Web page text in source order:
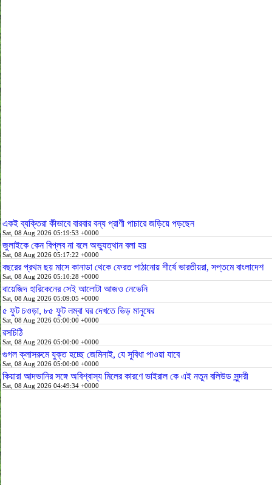
একই ব্যক্তিরা কীভাবে বারবার বন্য প্রাণী পাচারে জড়িয়ে পড়ছেন
Sat, 08 Aug 2026 05:19:53 +0000
জুলাইকে কেন বিপ্লব না বলে অভ্যুত্থান বলা হয়
Sat, 08 Aug 2026 05:17:22 +0000
বছরের প্রথম ছয় মাসে কানাডা থেকে ফেরত পাঠানোয় শীর্ষে ভারতীয়রা, সপ্তমে বাংলাদেশ
Sat, 08 Aug 2026 05:10:28 +0000
বায়েজিদ হারিকেনের সেই আলোটা আজও নেভেনি
Sat, 08 Aug 2026 05:09:05 +0000
৫ ফুট চওড়া, ৮৫ ফুট লম্বা ঘর দেখতে ভিড় মানুষের
Sat, 08 Aug 2026 05:00:00 +0000
রসচিঠি
Sat, 08 Aug 2026 05:00:00 +0000
গুগল ক্লাসরুমে যুক্ত হচ্ছে জেমিনাই, যে সুবিধা পাওয়া যাবে
Sat, 08 Aug 2026 05:00:00 +0000
কিয়ারা আদভানির সঙ্গে অবিশ্বাস্য মিলের কারণে ভাইরাল কে এই নতুন বলিউড সুন্দরী
Sat, 08 Aug 2026 04:49:34 +0000